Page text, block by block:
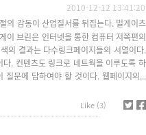
2010-12-12 13:41:20
의 감동이 산업질서를 뒤집는다. 빌게이츠
이 브린은 인터넷을 통한 컴퓨터 저쪽편의
의 결과는 다수링크페이지들의 서열이다.
. 컨텐츠도 링크로 네트웍을 이루도록 하
질문에 답하여야 할 것이다. 웹페이지의...
Like (3)